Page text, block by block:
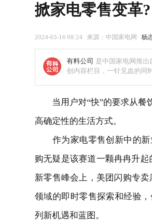
掀家电零售变革?
2024-03-16 08:24 来源：中国家电网 杨
有料公司 是中国家电网推
创内容栏目，一针见血的同
当用户对“快”的要求从
高确定性的生活方式。
作为家电零售创新中的新
购无疑是该赛道一颗冉冉升起
新零售峰会上，美团闪购专
领域的即时零售探索和经验
列新机遇和蓝图。